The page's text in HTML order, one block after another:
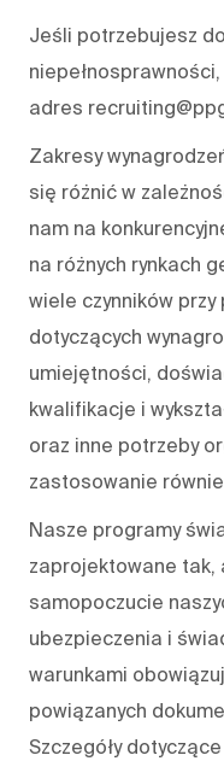
Jeśli potrzebujesz
adres
Zakresy
się różnić w
nam na
na różnych rynkach
wiele czynników
dotyczących
umiejętności,
kwalifikacje i
oraz inne potrzeby
zastosowanie
Nasze programy
zaprojektowane tak,
samopoczucie
ubezpieczenia i
warunkami
powiązanych
Szczegóły